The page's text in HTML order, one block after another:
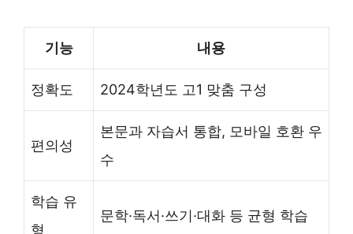
기능 내용
정확도 2024학년도 고1 맞춤 구성
편의성
본문과 자습서 통합, 모바일 호환 우
수
학습 유
형
문학·독서·쓰기·대화 등 균형 학습